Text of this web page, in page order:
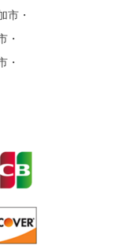
市・
・
・